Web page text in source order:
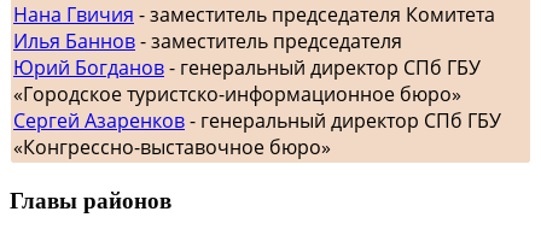
Нана Гвичия - заместитель председателя Комитета
Илья Баннов- заместитель председателя
Юрий Богданов- генеральный директор СПб ГБУ
«Городское туристско-информационное бюро»
Сергей Азаренков- генеральный директор СПб ГБУ
«Конгрессно-выставочное бюро»
Главы районов